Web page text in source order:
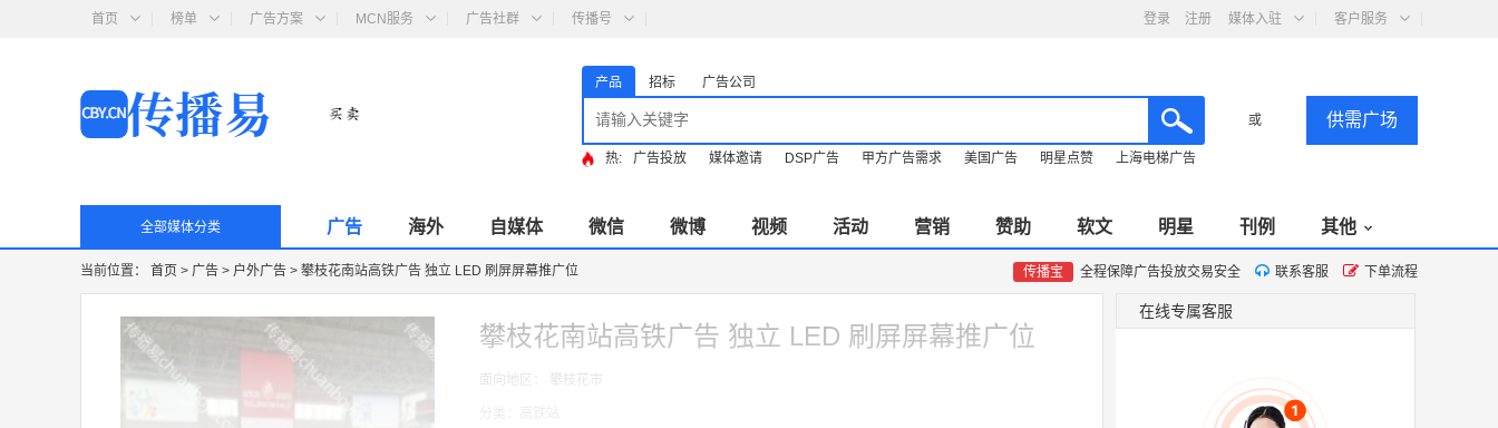
首页 榜单 广告方案 MCN服务 广告社群 传播号 登录 注册 媒体入驻 客户服务
产品 招标 广告公司
或 供需广场
热: 广告投放 媒体邀请 DSP广告 甲方广告需求 美国广告 明星点赞 上海电梯广告
全部媒体分类 广告 海外 自媒体 微信 微博 视频 活动 营销 赞助 软文 明星 刊例 其他
当前位置： 首页 > 广告 > 户外广告 > 攀枝花南站高铁广告 独立 LED 刷屏屏幕推广位 传播宝 全程保障广告投放交易安全 联系客服 下单流程
攀枝花南站高铁广告 独立 LED 刷屏屏幕推广位
面向地区： 攀枝花市
在线专属客服